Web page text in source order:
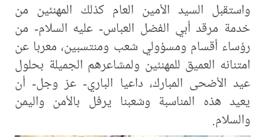
واستقبل السيد الأمين العام كذلك المهنئين من
خدمة مرقد أبي الفضل العباس- عليه السلام- من
رؤساء أقسام ومسؤولي شعب ومنتسبين، معربا عن
امتنانه العميق للمهنئين ولمشاعرهم الجميلة بحلول
عيد الأضحى المبارك، داعيا الباري- عز وجل- أن
يعيد هذه المناسبة وشعبنا يرفل بالأمن واليمن
والسلام.